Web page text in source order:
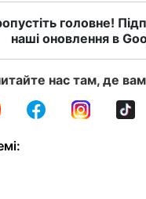
головне!
наші оновлення в
нас там, де